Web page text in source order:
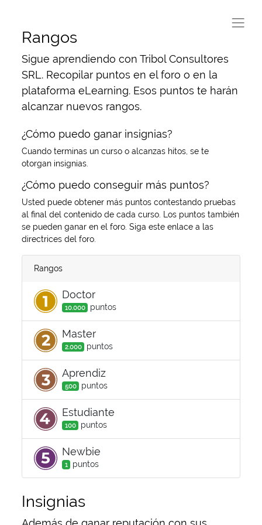
Rangos
Sigue aprendiendo con Tribol Consultores
SRL. Recopilar puntos en el foro o en la
plataforma eLearning. Esos puntos te harán
alcanzar nuevos rangos.
¿Cómo puedo ganar insignias?
Cuando terminas un curso o alcanzas hitos, se te
otorgan insignias.
¿Cómo puedo conseguir más puntos?
Usted puede obtener más puntos contestando pruebas
al final del contenido de cada curso. Los puntos también
se pueden ganar en el foro. Siga este enlace a las
directrices del foro.
Rangos
Doctor
10.000 puntos
Master
2.000 puntos
Aprendiz
500 puntos
Estudiante
100 puntos
Newbie
1 puntos
Insignias